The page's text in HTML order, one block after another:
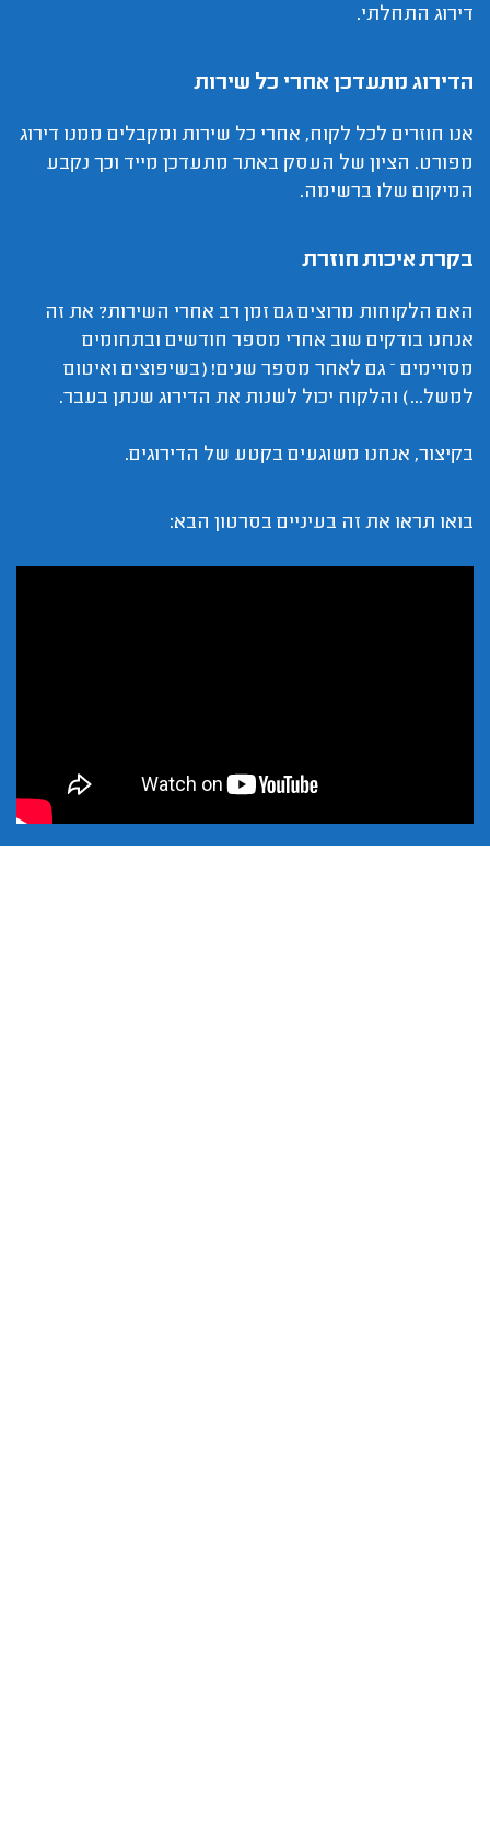
דירוג התחלתי.
הדירוג מתעדכן אחרי כל שירות
אנו חוזרים לכל לקוח, אחרי כל שירות ומקבלים ממנו דירוג
מפורט. הציון של העסק באתר מתעדכן מייד וכך נקבע
המיקום שלו ברשימה.
בקרת איכות חוזרת
האם הלקוחות מרוצים גם זמן רב אחרי השירות? את זה
אנחנו בודקים שוב אחרי מספר חודשים ובתחומים
מסויימים – גם לאחר מספר שנים! (בשיפוצים ואיטום
למשל...) והלקוח יכול לשנות את הדירוג שנתן בעבר.
בקיצור, אנחנו משוגעים בקטע של הדירוגים.
בואו תראו את זה בעיניים בסרטון הבא: